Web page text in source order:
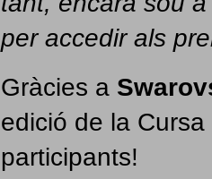
per accedir als
Gràcies a
edició de la
participants!